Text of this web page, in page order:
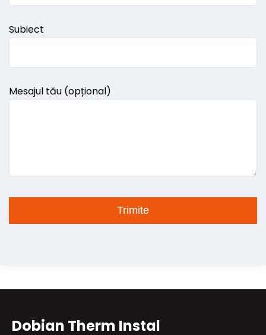
Subiect
Mesajul tău (opțional)
Dobian Therm Instal